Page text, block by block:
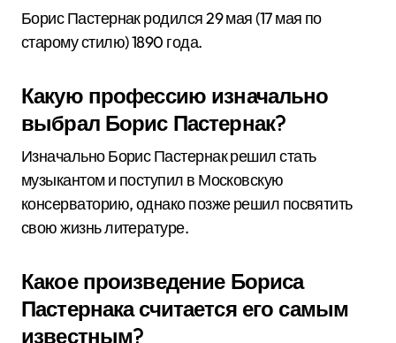
Борис Пастернак родился 29 мая (17 мая по
старому стилю) 1890 года.
Какую профессию изначально
выбрал Борис Пастернак?
Изначально Борис Пастернак решил стать
музыкантом и поступил в Московскую
консерваторию, однако позже решил посвятить
свою жизнь литературе.
Какое произведение Бориса
Пастернака считается его самым
известным?